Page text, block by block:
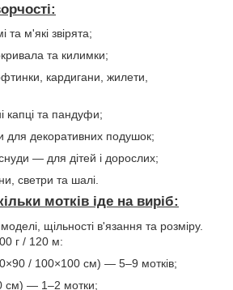
та м'які звірята;
та килимки;
кардигани, жилети,
капці та пандуфи;
для декоративних подушок;
— для дітей і дорослих;
светри та шалі.
мотків іде на виріб:
щільності в'язання та розміру.
г / 120 м:
/ 100×100 см) — 5–9 мотків;
см) — 1–2 мотки;